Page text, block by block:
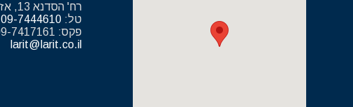
רח' הסדנא 13, אזה"ת רעננה
טל: 09-7444610
פקס: 09-7417161
larit@larit.co.il